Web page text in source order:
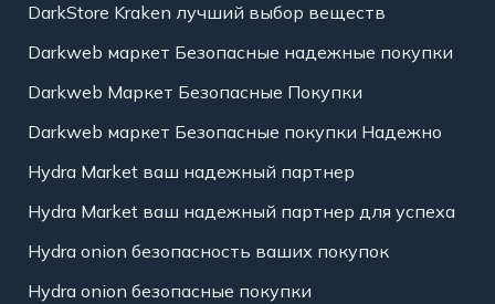
DarkStore Kraken лучший выбор веществ
Darkweb маркет Безопасные надежные покупки
Darkweb Маркет Безопасные Покупки
Darkweb маркет Безопасные покупки Надежно
Hydra Market ваш надежный партнер
Hydra Market ваш надежный партнер для успеха
Hydra onion безопасность ваших покупок
Hydra onion безопасные покупки